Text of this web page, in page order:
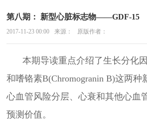
第八期： 新型心脏标志物——GDF-15
2017-11-23 00:00 来源： 原版作者：
本期导读重点介绍了生长分化
和嗜铬素B(Chromogranin B)这两种
心血管风险分层、心衰和其他心血
预测价值。